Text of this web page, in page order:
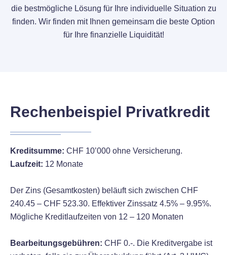
die bestmögliche Lösung für Ihre individuelle Situation zu
finden. Wir finden mit Ihnen gemeinsam die beste Option
für Ihre finanzielle Liquidität!
Rechenbeispiel Privatkredit
Kreditsumme: CHF 10’000 ohne Versicherung.
Laufzeit: 12 Monate
Der Zins (Gesamtkosten) beläuft sich zwischen CHF
240.45 – CHF 523.30. Effektiver Zinssatz 4.5% – 9.95%.
Mögliche Kreditlaufzeiten von 12 – 120 Monaten
Bearbeitungsgebühren: CHF 0.-. Die Kreditvergabe ist